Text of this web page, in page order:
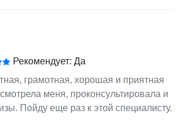
Рекомендует: Да
грамотная, хорошая и приятная
меня, проконсультировала и
Пойду еще раз к этой специалисту.